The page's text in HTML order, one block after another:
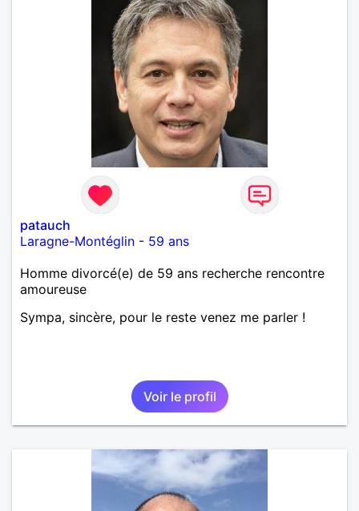
patauch
Laragne-Montéglin - 59 ans
Homme divorcé(e) de 59 ans recherche rencontre
amoureuse
Sympa, sincère, pour le reste venez me parler !
Voir le profil